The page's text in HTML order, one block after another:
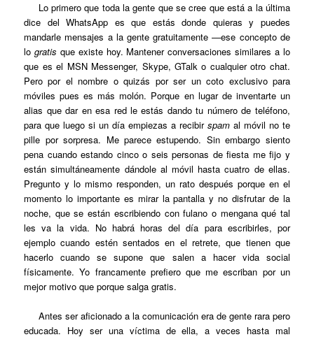
Lo primero que toda la gente que se cree que está a la última
dice del WhatsApp es que estás donde quieras y puedes
mandarle mensajes a la gente gratuitamente —ese concepto de
lo gratis que existe hoy. Mantener conversaciones similares a lo
que es el MSN Messenger, Skype, GTalk o cualquier otro chat.
Pero por el nombre o quizás por ser un coto exclusivo para
móviles pues es más molón. Porque en lugar de inventarte un
alias que dar en esa red le estás dando tu número de teléfono,
para que luego si un día empiezas a recibir spamal móvil no te
pille por sorpresa. Me parece estupendo. Sin embargo siento
pena cuando estando cinco o seis personas de fiesta me fijo y
están simultáneamente dándole al móvil hasta cuatro de ellas.
Pregunto y lo mismo responden, un rato después porque en el
momento lo importante es mirar la pantalla y no disfrutar de la
noche, que se están escribiendo con fulano o mengana qué tal
les va la vida. No habrá horas del día para escribirles, por
ejemplo cuando estén sentados en el retrete, que tienen que
hacerlo cuando se supone que salen a hacer vida social
físicamente. Yo francamente prefiero que me escriban por un
mejor motivo que porque salga gratis.
Antes ser aficionado a la comunicación era de gente rara pero
educada. Hoy ser una víctima de ella, a veces hasta mal